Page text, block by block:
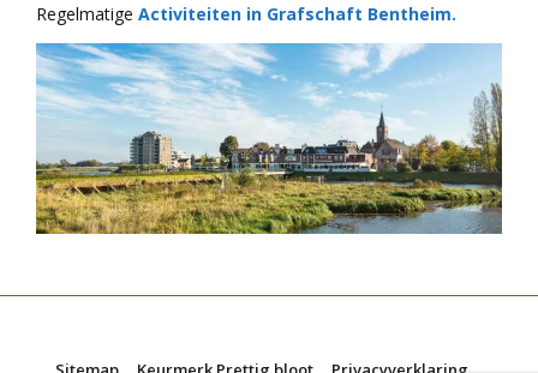
Regelmatige Activiteiten in Grafschaft Bentheim.